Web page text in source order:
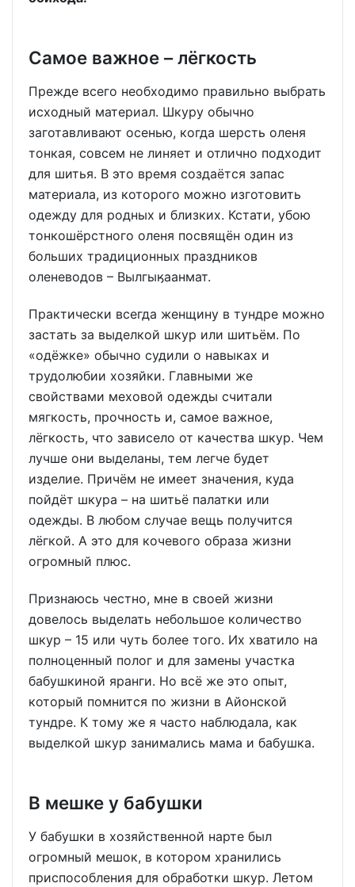
Самое важное – лёгкость
Прежде всего необходимо правильно выбрать
исходный материал. Шкуру обычно
заготавливают осенью, когда шерсть оленя
тонкая, совсем не линяет и отлично подходит
для шитья. В это время создаётся запас
материала, из которого можно изготовить
одежду для родных и близких. Кстати, убою
тонкошёрстного оленя посвящён один из
больших традиционных праздников
оленеводов – Вылгыӄаанмат.
Практически всегда женщину в тундре можно
застать за выделкой шкур или шитьём. По
«одёжке» обычно судили о навыках и
трудолюбии хозяйки. Главными же
свойствами меховой одежды считали
мягкость, прочность и, самое важное,
лёгкость, что зависело от качества шкур. Чем
лучше они выделаны, тем легче будет
изделие. Причём не имеет значения, куда
пойдёт шкура – на шитьё палатки или
одежды. В любом случае вещь получится
лёгкой. А это для кочевого образа жизни
огромный плюс.
Признаюсь честно, мне в своей жизни
довелось выделать небольшое количество
шкур – 15 или чуть более того. Их хватило на
полноценный полог и для замены участка
бабушкиной яранги. Но всё же это опыт,
который помнится по жизни в Айонской
тундре. К тому же я часто наблюдала, как
выделкой шкур занимались мама и бабушка.
В мешке у бабушки
У бабушки в хозяйственной нарте был
огромный мешок, в котором хранились
приспособления для обработки шкур. Летом